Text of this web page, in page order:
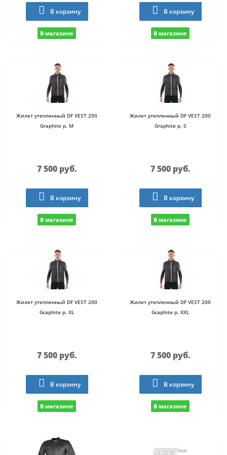
В корзину
В магазине
В корзину
В магазине
Жилет утепленный DF VEST 200
Graphite р. M
7 500 руб.
В корзину
В магазине
Жилет утепленный DF VEST 200
Graphite р. S
7 500 руб.
В корзину
В магазине
Жилет утепленный DF VEST 200
Graphite р. XL
7 500 руб.
В корзину
В магазине
Жилет утепленный DF VEST 200
Graphite р. XXL
7 500 руб.
В корзину
В магазине